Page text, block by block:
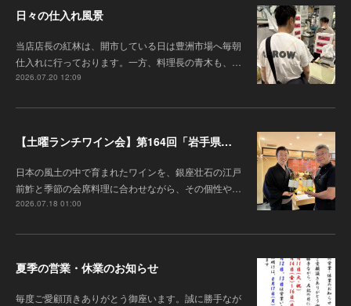
日々の仕入れ風景
当店店長の紅林は、開市している日は豊洲市場へ毎朝
仕入れに行っております。一方、料理長の青木も、…
2026.07.20 12:09
【土曜ランチワイン会】第164回「岩手県『高橋葡萄園』のワインと江戸前鮓」
日本の風土の中で育まれたワインを、銀座壮石の江戸
前鮓と季節の会席料理に合わせながら、その個性や…
2026.07.18 01:00
夏季の営業・休業のお知らせ
毎度ご愛顧頂きありがとう御座います 。誠に勝手なが